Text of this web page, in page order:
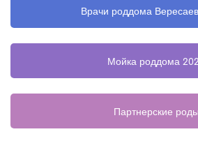
Врачи роддома
Мойка роддома
Партнерские роды